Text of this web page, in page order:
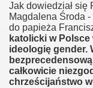
Jak dowiedział się
Magdalena Środa
do papieża
katolicki w
ideologię gender.
całkowicie
chrześcijaństwo